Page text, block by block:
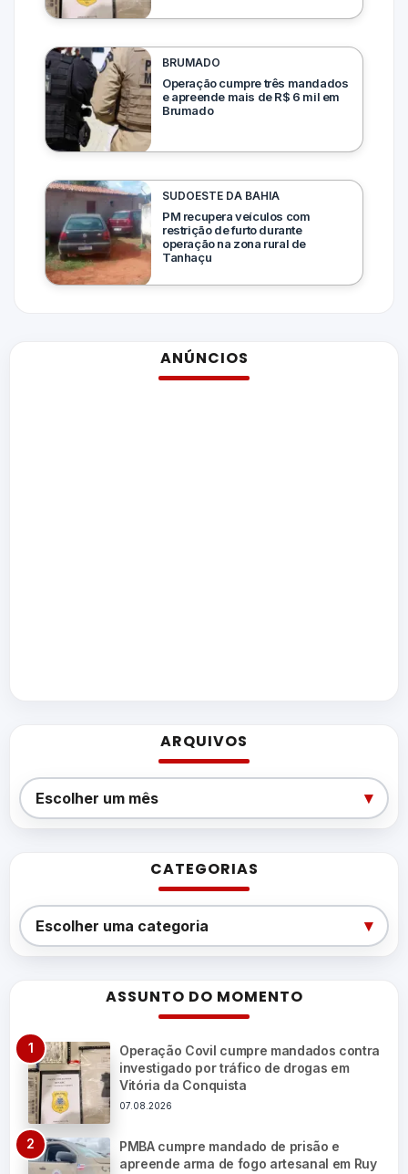
BRUMADO
Operação cumpre três mandados
e apreende mais de R$ 6 mil em
Brumado
SUDOESTE DA BAHIA
PM recupera veículos com
restrição de furto durante
operação na zona rural de
Tanhaçu
ANÚNCIOS
ARQUIVOS
Arquivos
Escolher um mês ▾
CATEGORIAS
Categorias
Escolher uma categoria ▾
ASSUNTO DO MOMENTO
Operação Covil cumpre mandados contra
investigado por tráfico de drogas em
Vitória da Conquista
07.08.2026
PMBA cumpre mandado de prisão e
apreende arma de fogo artesanal em Ruy